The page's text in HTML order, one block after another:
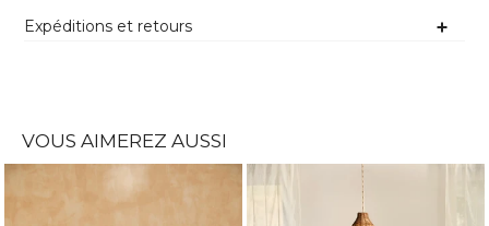
Expéditions et retours
VOUS AIMEREZ AUSSI